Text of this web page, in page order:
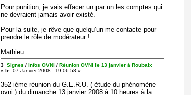
Pour punition, je vais effacer un par un les comptes qui
ne devraient jamais avoir existé.
Pour la suite, je rêve que quelqu'un me contacte pour
prendre le rôle de modérateur !
Mathieu
3 Signes / Infos OVNI / Réunion OVNI le 13 janvier à Roubaix
« le: 07 Janvier 2008 - 19:06:58 »
352 ième réunion du G.E.R.U. ( étude du phénomène
ovni ) du dimanche 13 janvier 2008 à 10 heures à la